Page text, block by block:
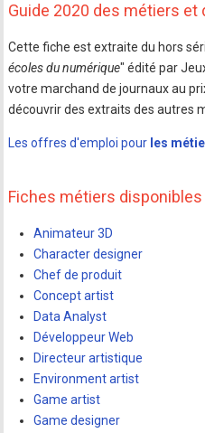
Guide 2020 des métiers
Cette fiche est extraite du hors
écoles du numérique" édité par
votre marchand de journaux au
découvrir des extraits des autres
Les offres d'emploi pour les
Fiches métiers disponibles
Animateur 3D
Character designer
Chef de produit
Concept artist
Data Analyst
Développeur Web
Directeur artistique
Environment artist
Game artist
Game designer